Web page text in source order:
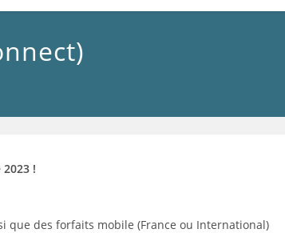
!
que des forfaits mobile (France ou International)